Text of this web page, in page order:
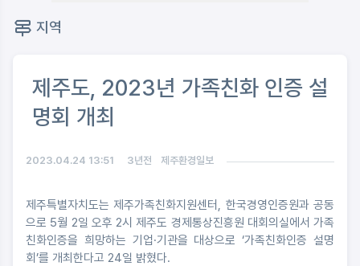
지역
제주도, 2023년 가족친화 인증 설
명회 개최
2023.04.24 13:51 3년전 제주환경일보
제주특별자치도는 제주가족친화지원센터, 한국경영인증원과 공동
으로 5월 2일 오후 2시 제주도 경제통상진흥원 대회의실에서 가족
친화인증을 희망하는 기업·기관을 대상으로 ‘가족친화인증 설명
회’를 개최한다고 24일 밝혔다.